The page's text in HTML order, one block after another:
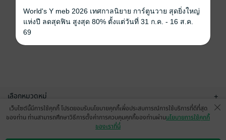
เลือกหมวดหมู่ +
บริการช่วยเหลือ
เว็บไซต์นี้มีการใช้คุกกี้ โปรดยอมรับนโยบายคุกกี้เพื่อประสบการณ์การใช้บริการที่ดีที่สุด
ของท่าน ท่านสามารถศึกษาวิธีการตั้งค่าการควบคุมคุกกี้ของท่านผ่านนโยบายการใช้คุกกี้
ของเราที่นี่
World's Y meb 2026 เทศกาลนิยาย การ์ตูนวาย สุดยิ่งใหญ่
แห่งปี ลดสุดฟิน สูงสุด 80% ตั้งแต่วันที่ 31 ก.ค. - 16 ส.ค.
69